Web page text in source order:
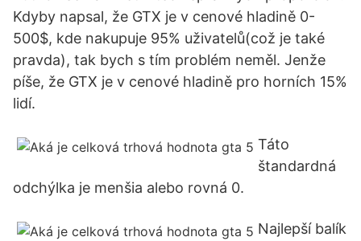
Kdyby napsal, že GTX je v cenové hladině 0-
500$, kde nakupuje 95% uživatelů(což je také
pravda), tak bych s tím problém neměl. Jenže
píše, že GTX je v cenové hladině pro horních 15%
lidí.
Táto
štandardná
odchýlka je menšia alebo rovná 0.
Najlepší balík